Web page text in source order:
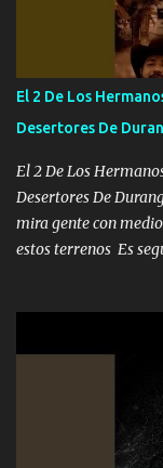
Francia ropa de
repleta de
cuenta chequeen
El 2 De Los
Desertores De
El 2 De Los
Desertores De
mira gente con
estos terrenos Es
ni tampoco las
que estar alegres
Música Si es que
ahí está el Hombre
cualquier problema